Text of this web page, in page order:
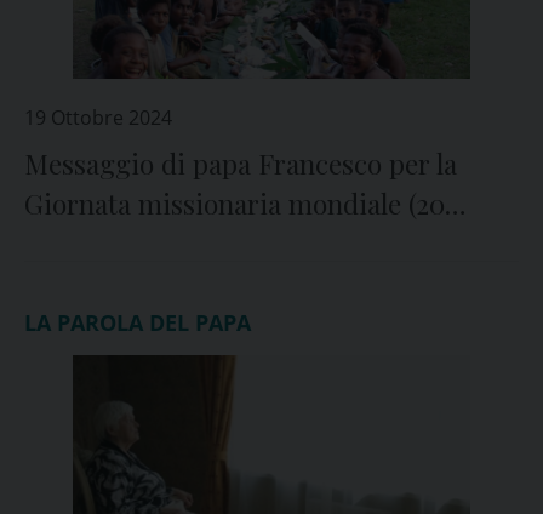
19 Ottobre 2024
Messaggio di papa Francesco per la
Giornata missionaria mondiale (20
LA PAROLA DEL PAPA